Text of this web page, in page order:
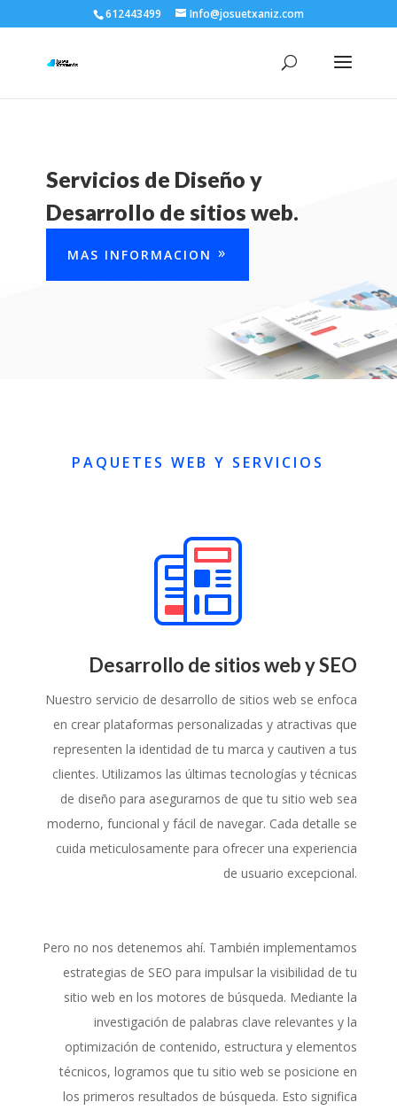
612443499 Info@josuetxaniz.com
Servicios de Diseño y
Desarrollo de sitios web.
MAS INFORMACION
PAQUETES WEB Y SERVICIOS
Desarrollo de sitios web y SEO
Nuestro servicio de desarrollo de sitios web se enfoca
en crear plataformas personalizadas y atractivas que
representen la identidad de tu marca y cautiven a tus
clientes. Utilizamos las últimas tecnologías y técnicas
de diseño para asegurarnos de que tu sitio web sea
moderno, funcional y fácil de navegar. Cada detalle se
cuida meticulosamente para ofrecer una experiencia
de usuario excepcional.
Pero no nos detenemos ahí. También implementamos
estrategias de SEO para impulsar la visibilidad de tu
sitio web en los motores de búsqueda. Mediante la
investigación de palabras clave relevantes y la
optimización de contenido, estructura y elementos
técnicos, logramos que tu sitio web se posicione en
los primeros resultados de búsqueda. Esto significa